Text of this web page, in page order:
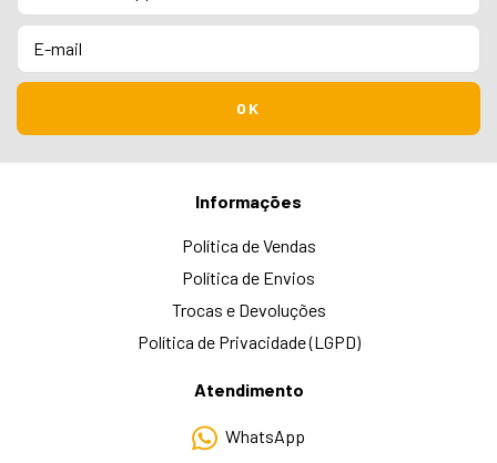
Informações
Política de Vendas
Política de Envios
Trocas e Devoluções
Política de Privacidade (LGPD)
Atendimento
WhatsApp